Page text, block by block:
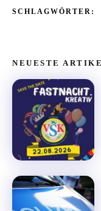
SCHLAGWÖRTER:
NEUESTE